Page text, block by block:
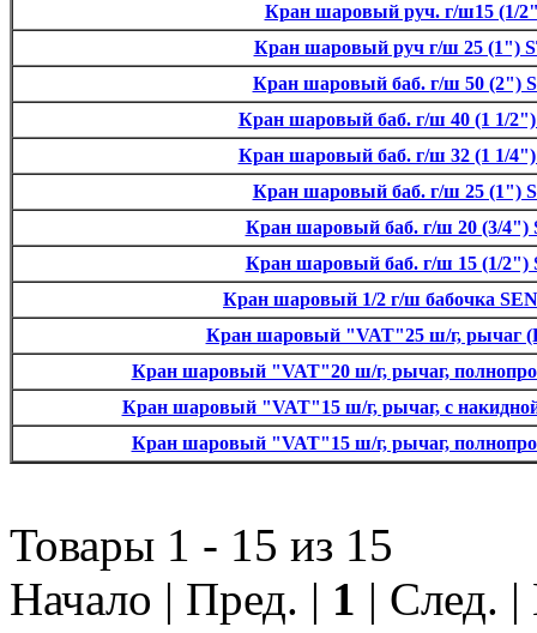
Кран шаровый руч. г/ш15 (1/
Кран шаровый руч г/ш 25 (1")
Кран шаровый баб. г/ш 50 (2")
Кран шаровый баб. г/ш 40 (1 1/
Кран шаровый баб. г/ш 32 (1 1/
Кран шаровый баб. г/ш 25 (1")
Кран шаровый баб. г/ш 20 (3/4")
Кран шаровый баб. г/ш 15 (1/2")
Кран шаровый 1/2 г/ш бабочка
Кран шаровый "VAT"25 ш/г, рычаг
Кран шаровый "VAT"20 ш/г, рычаг,
Кран шаровый "VAT"15 ш/г, рычаг, с
Кран шаровый "VAT"15 ш/г, рычаг,
Товары 1 - 15 из 15
Начало | Пред. | 1 | След.